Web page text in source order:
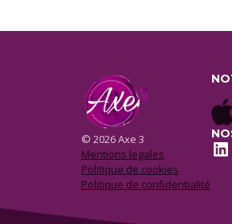
© 2026 Axe 3
Mentions legales
Politique de cookies
Politique de confidentialité